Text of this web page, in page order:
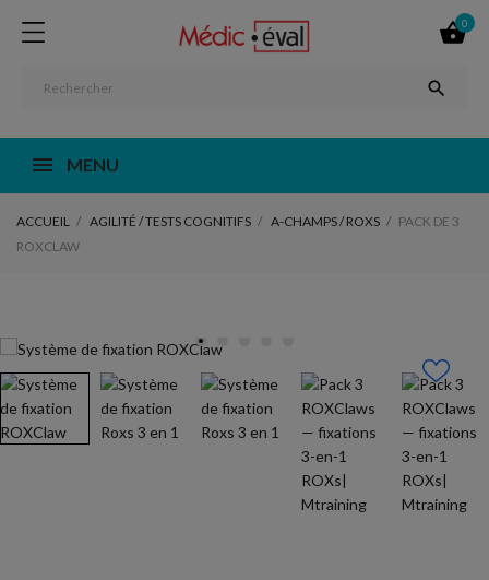

0

MENU
ACCUEIL AGILITÉ / TESTS COGNITIFS A-CHAMPS / ROXS
PACK DE 3
ROXCLAW